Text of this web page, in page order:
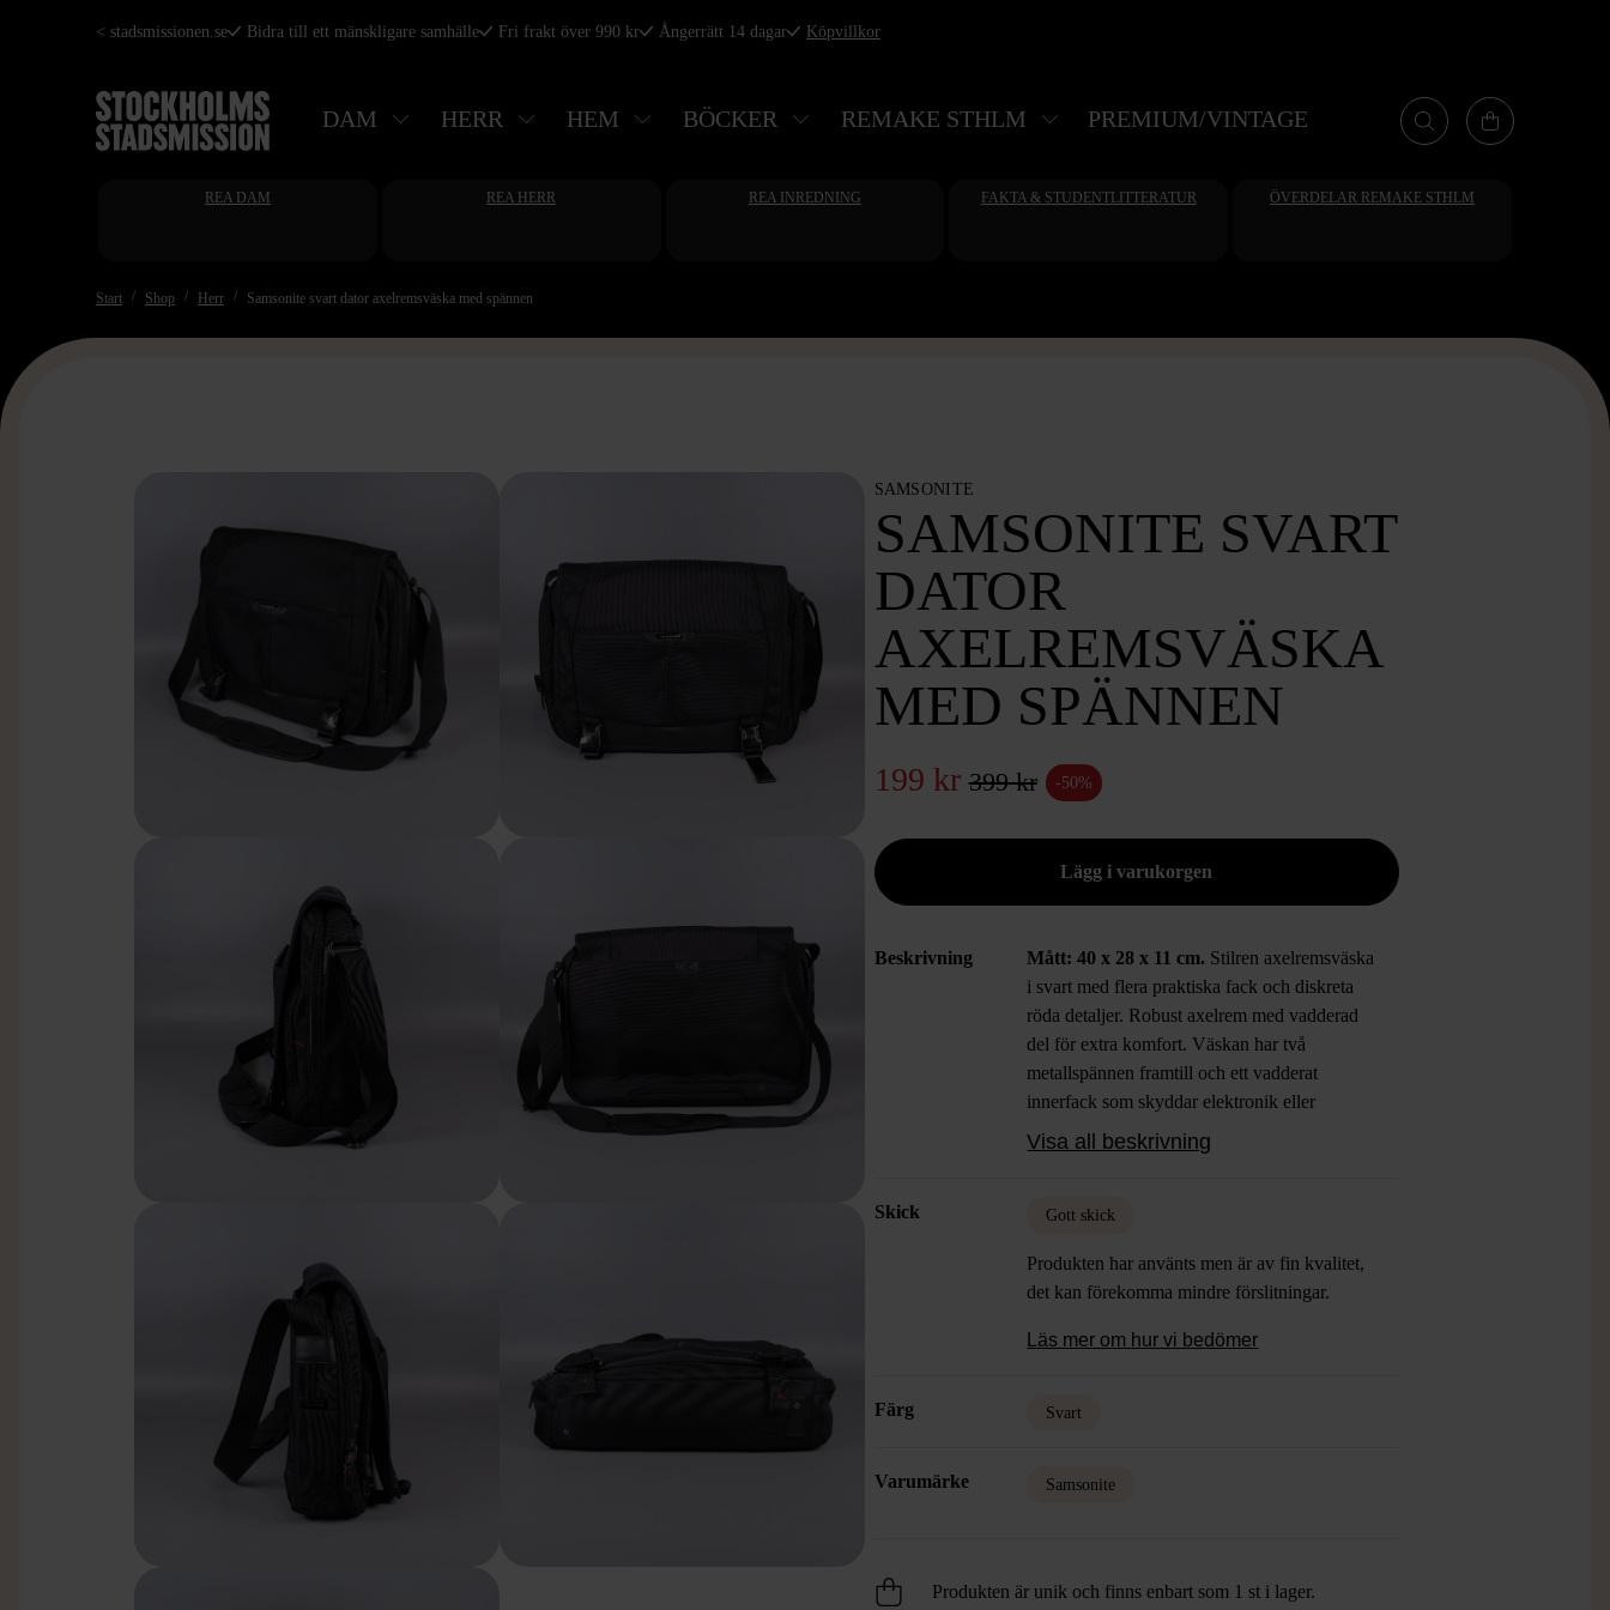
Hoppa
huvudinnehåll
< stadsmissionen.se Bidra till ett mänskligare samhälle Fri frakt över 990 kr Ångerrätt 14 dagar Köpvillkor
DAM HERR HEM BÖCKER REMAKE STHLM PREMIUM/VINTAGE
REA DAM REA HERR REA INREDNING FAKTA & STUDENTLITTERATUR ÖVERDELAR REMAKE STHLM
Start Shop Herr Samsonite svart dator axelremsväska med spännen
SAMSONITE
SAMSONITE SVART
DATOR
AXELREMSVÄSKA
MED SPÄNNEN
199 kr 399 kr -50%
Beskrivning Mått: 40 x 28 x 11 cm. Stilren axelremsväska
i svart med flera praktiska fack och diskreta
röda detaljer. Robust axelrem med vadderad
del för extra komfort. Väskan har två
metallspännen framtill och ett vadderat
innerfack som skyddar elektronik eller
dokument. Perfekt för en vardaglig och
Visa all beskrivning
Skick Gott skick
Produkten har använts men är av fin kvalitet,
det kan förekomma mindre förslitningar.
Läs mer om hur vi bedömer
Färg Svart
Varumärke Samsonite
Produkten är unik och finns enbart som 1 st i lager.